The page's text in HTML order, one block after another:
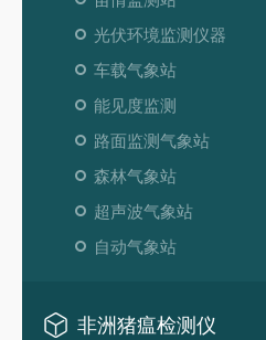
光伏环境监测仪器
车载气象站
能见度监测
路面监测气象站
森林气象站
超声波气象站
自动气象站
非洲猪瘟检测仪